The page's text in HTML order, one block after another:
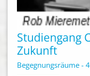
Studiengang
Zukunft
Begegnungsräume -